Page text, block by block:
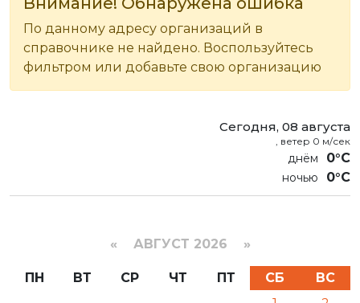
По данному адресу организаций в
справочнике не найдено. Воспользуйтесь
фильтром или добавьте свою организацию
Сегодня, 08 августа
, ветер 0 м/сек
0°C
0°C
« АВГУСТ 2026 »
ПН ВТ СР ЧТ ПТ СБ
ВС